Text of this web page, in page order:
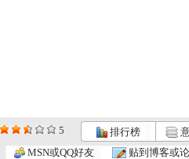
5 排行榜
MSN或QQ好友 贴到博客或
七巧板 2... 七巧板 2...